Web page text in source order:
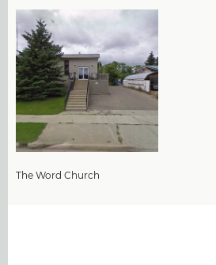
The Word Church